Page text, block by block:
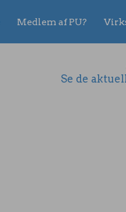
Medlem af PU?
Se de